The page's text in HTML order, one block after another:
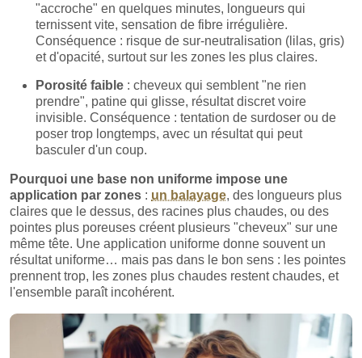
"accroche" en quelques minutes, longueurs qui
ternissent vite, sensation de fibre irrégulière.
Conséquence : risque de sur-neutralisation (lilas, gris)
et d'opacité, surtout sur les zones les plus claires.
Porosité faible : cheveux qui semblent "ne rien
prendre", patine qui glisse, résultat discret voire
invisible. Conséquence : tentation de surdoser ou de
poser trop longtemps, avec un résultat qui peut
basculer d'un coup.
Pourquoi une base non uniforme impose une
application par zones : un balayage, des longueurs plus
claires que le dessus, des racines plus chaudes, ou des
pointes plus poreuses créent plusieurs "cheveux" sur une
même tête. Une application uniforme donne souvent un
résultat uniforme… mais pas dans le bon sens : les pointes
prennent trop, les zones plus chaudes restent chaudes, et
l'ensemble paraît incohérent.